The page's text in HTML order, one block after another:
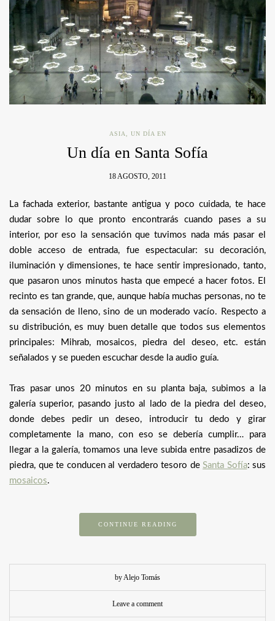
ASIA, UN DÍA EN
Un día en Santa Sofía
18 AGOSTO, 2011
La fachada exterior, bastante antigua y poco cuidada, te hace
dudar sobre lo que pronto encontrarás cuando pases a su
interior, por eso la sensación que tuvimos nada más pasar el
doble acceso de entrada, fue espectacular: su decoración,
iluminación y dimensiones, te hace sentir impresionado, tanto,
que pasaron unos minutos hasta que empecé a hacer fotos. El
recinto es tan grande, que, aunque había muchas personas, no te
da sensación de lleno, sino de un moderado vacío. Respecto a
su distribución, es muy buen detalle que todos sus elementos
principales: Mihrab, mosaicos, piedra del deseo, etc. están
señalados y se pueden escuchar desde la audio guía.
Tras pasar unos 20 minutos en su planta baja, subimos a la
galería superior, pasando justo al lado de la piedra del deseo,
donde debes pedir un deseo, introducir tu dedo y girar
completamente la mano, con eso se debería cumplir… para
llegar a la galería, tomamos una leve subida entre pasadizos de
piedra, que te conducen al verdadero tesoro de Santa Sofía: sus
mosaicos.
CONTINUE READING
by Alejo Tomás
Leave a comment